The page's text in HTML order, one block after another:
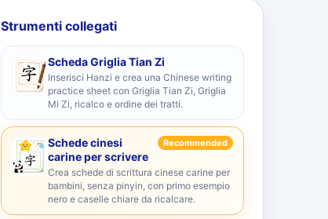
Strumenti collegati
Scheda Griglia Tian Zi
Inserisci Hanzi e crea una Chinese writing
practice sheet con Griglia Tian Zi, Griglia
Mi Zi, ricalco e ordine dei tratti.
Schede cinesi
carine per scrivere
Recommended
Crea schede di scrittura cinese carine per
bambini, senza pinyin, con primo esempio
nero e caselle chiare da ricalcare.